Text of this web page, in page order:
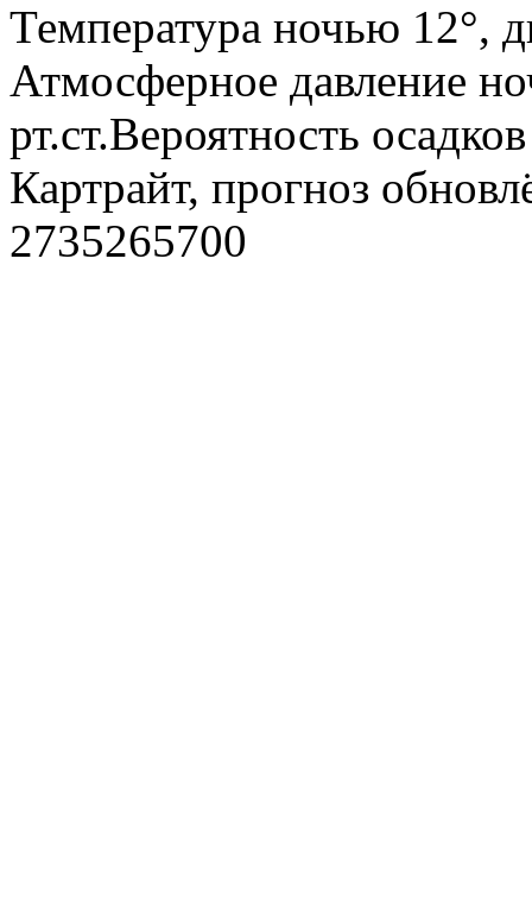
Температура ночью 12°,
Атмосферное давление
рт.ст.Вероятность
Картрайт, прогноз
2735265700